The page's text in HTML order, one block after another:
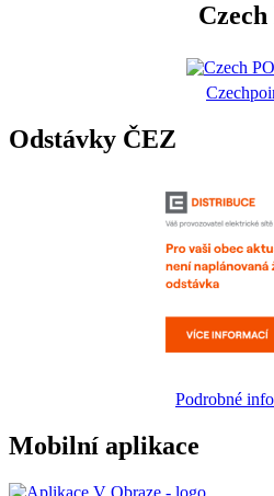
Odstávky ČEZ
Podrobné
Mobilní aplikace